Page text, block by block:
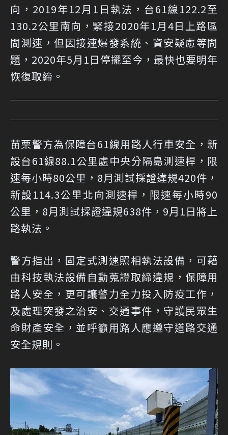
向，2019年12月1日執法，台61線122.2至
130.2公里南向，緊接2020年1月4日上路區
間測速，但因接連爆發系統、資安疑慮等問
題，2020年5月1日停擺至今，最快也要明年
恢復取締。
苗栗警方為保障台61線用路人行車安全，新
設台61線88.1公里處中央分隔島測速桿，限
速每小時80公里，8月測試採證違規420件，
新設114.3公里北向測速桿，限速每小時90
公里，8月測試採證違規638件，9月1日將上
路執法。
警方指出，固定式測速照相執法設備，可藉
由科技執法設備自動蒐證取締違規，保障用
路人安全，更可讓警力全力投入防疫工作，
及處理突發之治安、交通事件，守護民眾生
命財產安全，並呼籲用路人應遵守道路交通
安全規則。